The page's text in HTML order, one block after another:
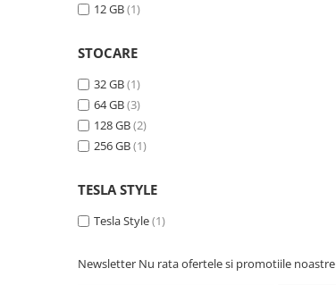
12 GB(1)
STOCARE
32 GB(1)
64 GB(3)
128 GB(2)
256 GB(1)
TESLA STYLE
Tesla Style(1)
Newsletter Nu rata ofertele si promotiile noastre